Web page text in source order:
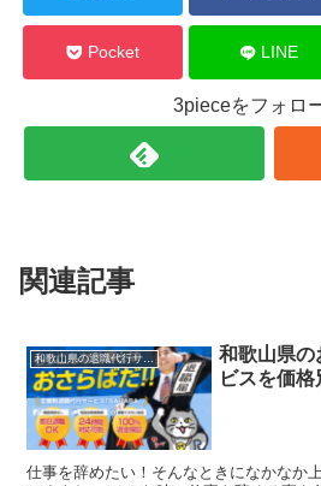
Pocket LINE
3pieceをフォロ
関連記事
和歌山県の退職代行サービス
和歌山県の
ビスを価
仕事を辞めたい！そんなときになかなか